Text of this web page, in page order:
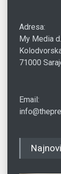
Adresa:
My Media
71000
Email: